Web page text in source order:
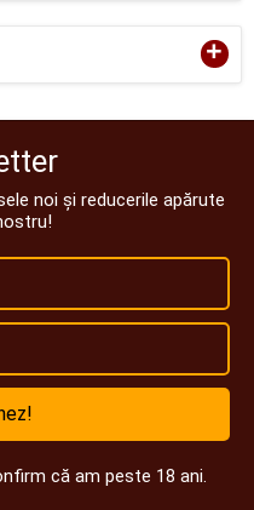
+
noi și reducerile apărute
că am peste 18 ani.